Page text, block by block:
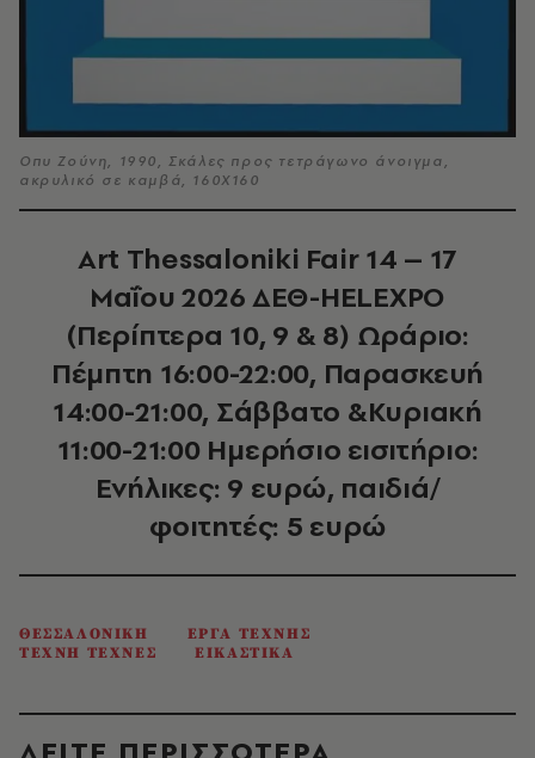
Οπυ Ζούνη, 1990, Σκάλες προς τετράγωνο άνοιγμα,
ακρυλικό σε καμβά, 160Χ160
Art Thessaloniki Fair 14 – 17
Μαΐου 2026 ΔΕΘ-HELEXPO
(Περίπτερα 10, 9 & 8) Ωράριο:
Πέμπτη 16:00-22:00, Παρασκευή
14:00-21:00, Σάββατο &Κυριακή
11:00-21:00 Ημερήσιο εισιτήριο:
Ενήλικες: 9 ευρώ, παιδιά/
φοιτητές: 5 ευρώ
ΘΕΣΣΑΛΟΝΙΚΗ
ΕΡΓΑ ΤΕΧΝΗΣ
ΤΕΧΝΗ ΤΕΧΝΕΣ
ΕΙΚΑΣΤΙΚΑ